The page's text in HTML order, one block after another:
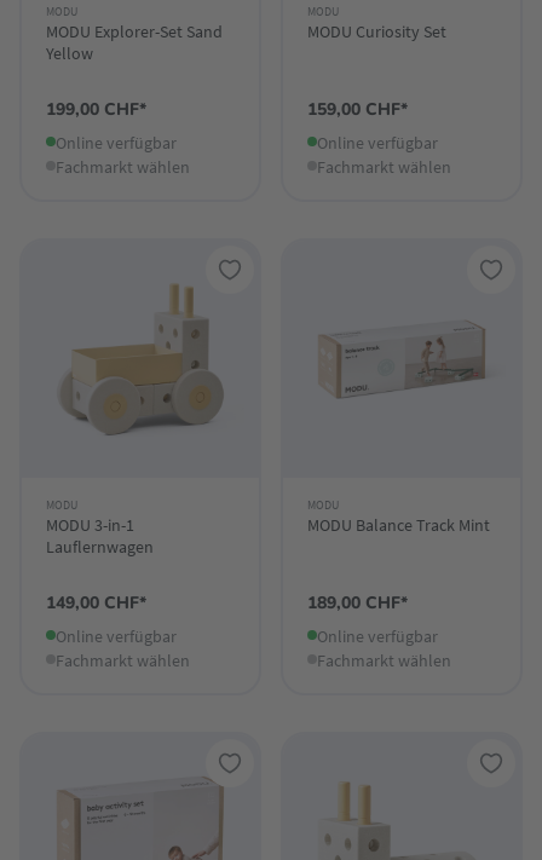
MODU
MODU Explorer-Set Sand
Yellow
199,00 CHF*
Online verfügbar
Fachmarkt wählen
MODU
MODU Curiosity Set
159,00 CHF*
Online verfügbar
Fachmarkt wählen
MODU
MODU 3-in-1
Lauflernwagen
149,00 CHF*
Online verfügbar
Fachmarkt wählen
MODU
MODU Balance Track Mint
189,00 CHF*
Online verfügbar
Fachmarkt wählen